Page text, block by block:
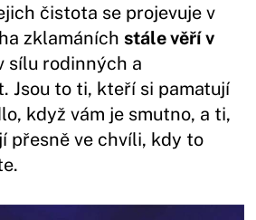
čistota se projevuje v
zklamáníchstále věří v
sílu rodinných a
Jsou to ti, kteří si pamatují
když vám je smutno, a ti,
přesně ve chvíli, kdy to